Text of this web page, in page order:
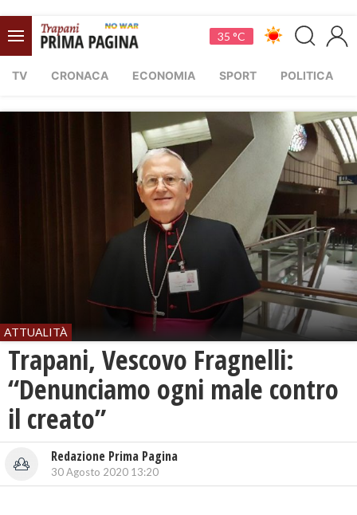
35 °C
TV CRONACA ECONOMIA SPORT POLITICA
ATTUALITÀ
Trapani, Vescovo Fragnelli:
“Denunciamo ogni male contro
il creato”
Redazione Prima Pagina
30 Agosto 2020 13:20